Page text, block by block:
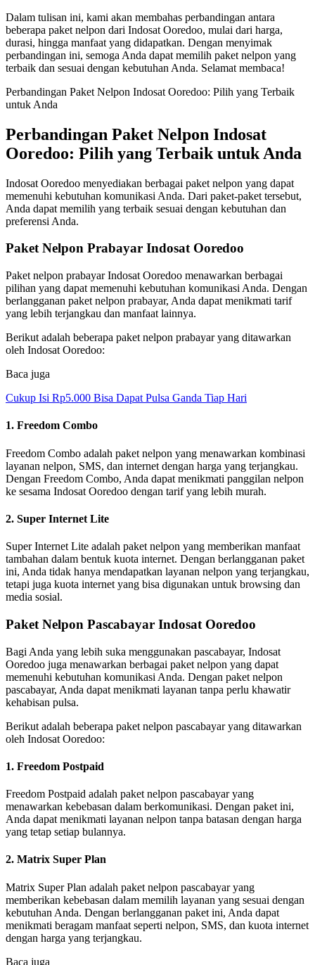
Dalam tulisan ini, kami akan membahas perbandingan antara
beberapa paket nelpon dari Indosat Ooredoo, mulai dari harga,
durasi, hingga manfaat yang didapatkan. Dengan menyimak
perbandingan ini, semoga Anda dapat memilih paket nelpon yang
terbaik dan sesuai dengan kebutuhan Anda. Selamat membaca!
Perbandingan Paket Nelpon Indosat Ooredoo: Pilih yang Terbaik
untuk Anda
Perbandingan Paket Nelpon Indosat
Ooredoo: Pilih yang Terbaik untuk Anda
Indosat Ooredoo menyediakan berbagai paket nelpon yang dapat
memenuhi kebutuhan komunikasi Anda. Dari paket-paket tersebut,
Anda dapat memilih yang terbaik sesuai dengan kebutuhan dan
preferensi Anda.
Paket Nelpon Prabayar Indosat Ooredoo
Paket nelpon prabayar Indosat Ooredoo menawarkan berbagai
pilihan yang dapat memenuhi kebutuhan komunikasi Anda. Dengan
berlangganan paket nelpon prabayar, Anda dapat menikmati tarif
yang lebih terjangkau dan manfaat lainnya.
Berikut adalah beberapa paket nelpon prabayar yang ditawarkan
oleh Indosat Ooredoo:
Baca juga
Cukup Isi Rp5.000 Bisa Dapat Pulsa Ganda Tiap Hari
1. Freedom Combo
Freedom Combo adalah paket nelpon yang menawarkan kombinasi
layanan nelpon, SMS, dan internet dengan harga yang terjangkau.
Dengan Freedom Combo, Anda dapat menikmati panggilan nelpon
ke sesama Indosat Ooredoo dengan tarif yang lebih murah.
2. Super Internet Lite
Super Internet Lite adalah paket nelpon yang memberikan manfaat
tambahan dalam bentuk kuota internet. Dengan berlangganan paket
ini, Anda tidak hanya mendapatkan layanan nelpon yang terjangkau,
tetapi juga kuota internet yang bisa digunakan untuk browsing dan
media sosial.
Paket Nelpon Pascabayar Indosat Ooredoo
Bagi Anda yang lebih suka menggunakan pascabayar, Indosat
Ooredoo juga menawarkan berbagai paket nelpon yang dapat
memenuhi kebutuhan komunikasi Anda. Dengan paket nelpon
pascabayar, Anda dapat menikmati layanan tanpa perlu khawatir
kehabisan pulsa.
Berikut adalah beberapa paket nelpon pascabayar yang ditawarkan
oleh Indosat Ooredoo:
1. Freedom Postpaid
Freedom Postpaid adalah paket nelpon pascabayar yang
menawarkan kebebasan dalam berkomunikasi. Dengan paket ini,
Anda dapat menikmati layanan nelpon tanpa batasan dengan harga
yang tetap setiap bulannya.
2. Matrix Super Plan
Matrix Super Plan adalah paket nelpon pascabayar yang
memberikan kebebasan dalam memilih layanan yang sesuai dengan
kebutuhan Anda. Dengan berlangganan paket ini, Anda dapat
menikmati beragam manfaat seperti nelpon, SMS, dan kuota internet
dengan harga yang terjangkau.
Baca juga